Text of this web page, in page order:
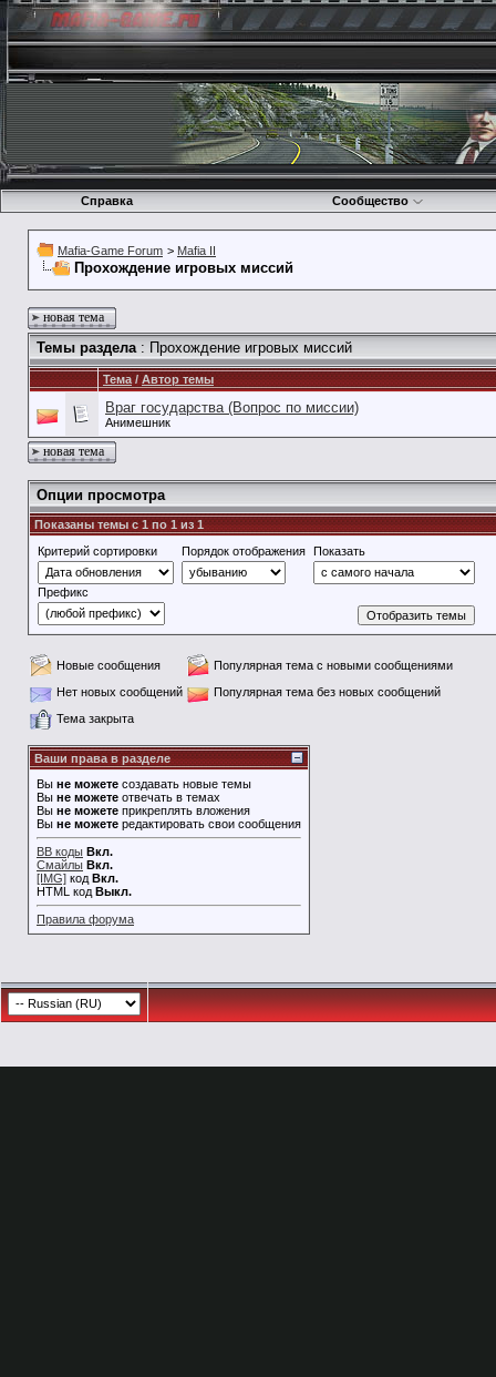
Справка Сообщество
Mafia-Game Forum > Mafia II
Прохождение игровых миссий
новая тема
Темы раздела: Прохождение игровых миссий
Тема/Автор темы
Враг государства (Вопрос по миссии)
Анимешник
новая тема
Опции просмотра
Показаны темы с 1 по 1 из 1
Критерий сортировки
Порядок отображения Показать
Префикс
Новые сообщения
Популярная тема с новыми сообщениями
Нет новых сообщений
Популярная тема без новых сообщений
Тема закрыта
Ваши права в разделе
Вы не можете создавать новые темы
Вы не можете отвечать в темах
Вы не можете прикреплять вложения
Вы не можете редактировать свои сообщения
BB коды Вкл.
Смайлы Вкл.
[IMG] код Вкл.
HTML код Выкл.
Правила форума